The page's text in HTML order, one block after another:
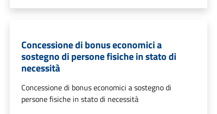
Concessione di bonus economici a
sostegno di persone fisiche in stato di
necessità
Concessione di bonus economici a sostegno di
persone fisiche in stato di necessità